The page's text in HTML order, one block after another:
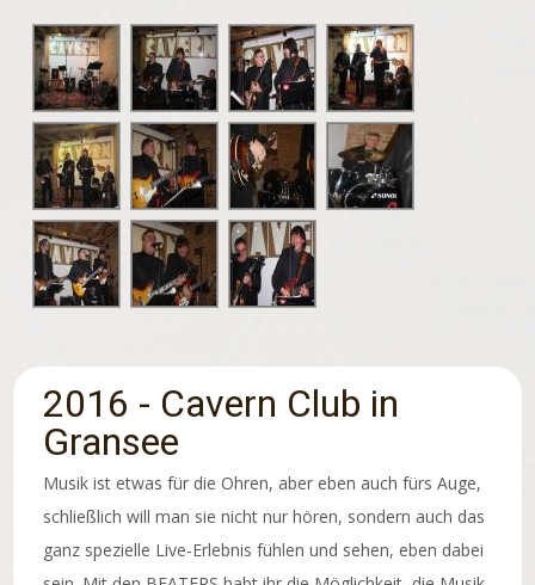
2016 - Cavern Club in
Gransee
Musik ist etwas für die Ohren, aber eben auch fürs Auge,
schließlich will man sie nicht nur hören, sondern auch das
ganz spezielle Live-Erlebnis fühlen und sehen, eben dabei